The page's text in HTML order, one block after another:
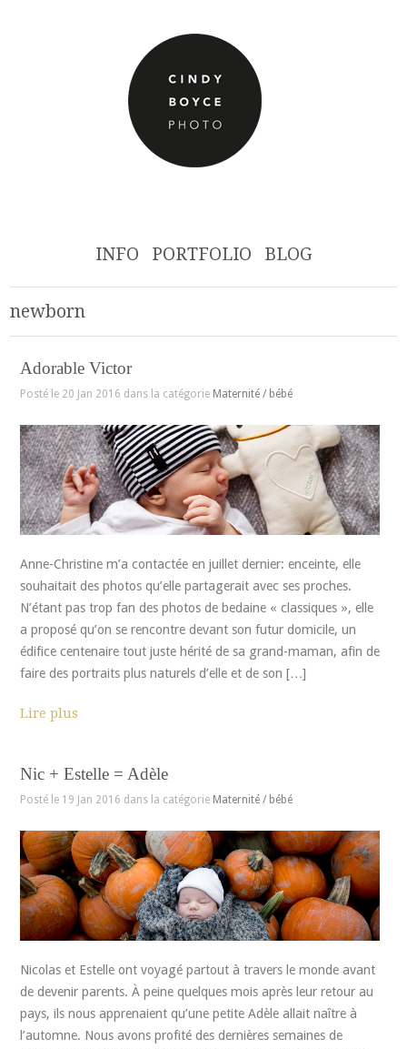
INFO PORTFOLIO BLOG
newborn
Adorable Victor
Posté le 20 Jan 2016 dans la catégorie Maternité / bébé
Anne-Christine m’a contactée en juillet dernier: enceinte, elle
souhaitait des photos qu’elle partagerait avec ses proches.
N’étant pas trop fan des photos de bedaine « classiques », elle
a proposé qu’on se rencontre devant son futur domicile, un
édifice centenaire tout juste hérité de sa grand-maman, afin de
faire des portraits plus naturels d’elle et de son […]
Lire plus
Nic + Estelle = Adèle
Posté le 19 Jan 2016 dans la catégorie Maternité / bébé
Nicolas et Estelle ont voyagé partout à travers le monde avant
de devenir parents. À peine quelques mois après leur retour au
pays, ils nous apprenaient qu’une petite Adèle allait naître à
l’automne. Nous avons profité des dernières semaines de